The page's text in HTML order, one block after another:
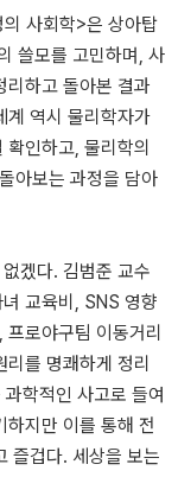
사회학>은 상아탑
쓸모를 고민하며, 사
리하고 돌아본 결과
계 역시 물리학자가
인하고, 물리학의
아보는 과정을 담아
겠다. 김범준 교수
교육비, SNS 영향
로야구팀 이동거리
를 명쾌하게 정리
학적인 사고로 들여
하지만 이를 통해 전
즐겁다. 세상을 보는